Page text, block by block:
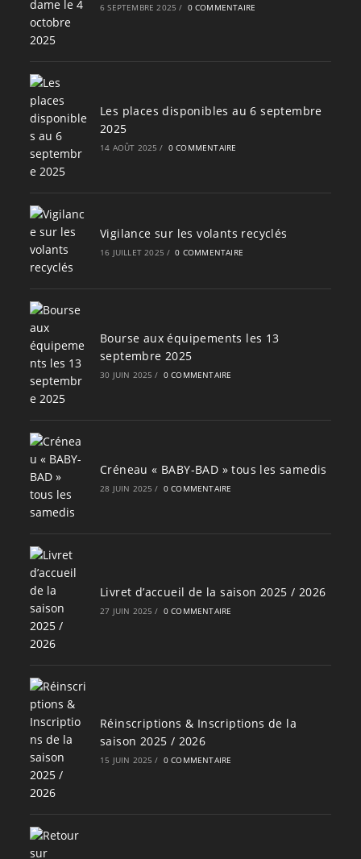
6 SEPTEMBRE 2025 / 0 COMMENTAIRE
Les places disponibles au 6 septembre
2025
14 AOÛT 2025 / 0 COMMENTAIRE
Vigilance sur les volants recyclés
16 JUILLET 2025 / 0 COMMENTAIRE
Bourse aux équipements les 13
septembre 2025
30 JUIN 2025 / 0 COMMENTAIRE
Créneau « BABY-BAD » tous les samedis
28 JUIN 2025 / 0 COMMENTAIRE
Livret d’accueil de la saison 2025 / 2026
27 JUIN 2025 / 0 COMMENTAIRE
Réinscriptions & Inscriptions de la
saison 2025 / 2026
15 JUIN 2025 / 0 COMMENTAIRE